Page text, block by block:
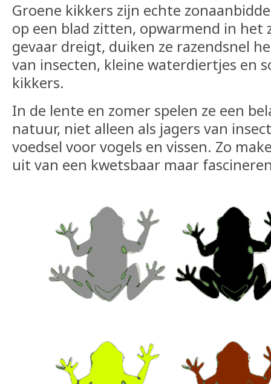
Groene kikkers zijn echte
op een blad zitten, opwarmend in het
gevaar dreigt, duiken ze razendsnel
van insecten, kleine waterdiertjes en
kikkers.
In de lente en zomer spelen ze een
natuur, niet alleen als jagers van
voedsel voor vogels en vissen. Zo
uit van een kwetsbaar maar